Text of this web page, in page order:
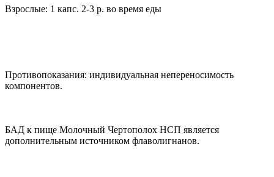
Взрослые: 1 капс. 2-3 р. во время еды
Противопоказания: индивидуальная непереносимость
компонентов.
БАД к пище Молочный Чертополох НСП является
дополнительным источником флаволигнанов.